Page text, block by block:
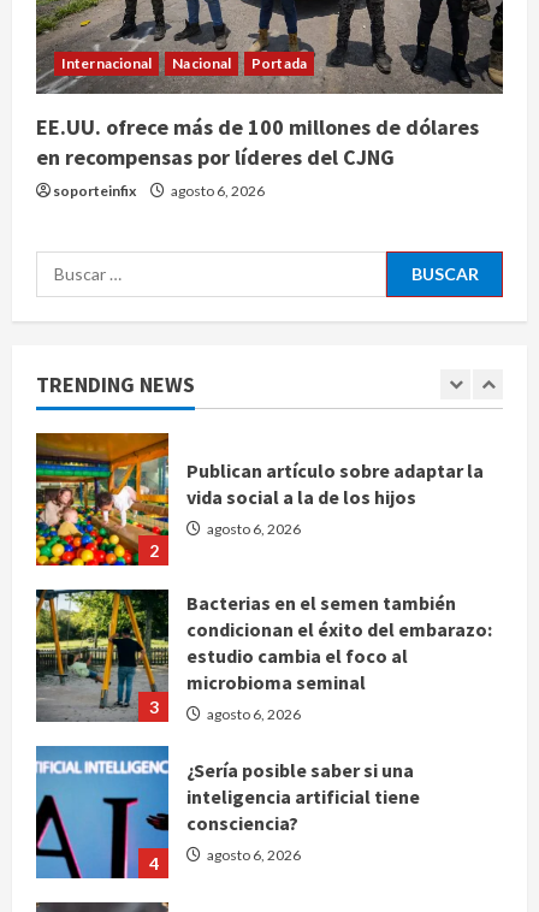
Internacional Nacional Portada
EE.UU. ofrece más de 100 millones de dólares
en recompensas por líderes del CJNG
soporteinfix agosto 6, 2026
Buscar:
TRENDING NEWS
4
inteligencia artificial tiene
consciencia?
agosto 6, 2026
Sheinbaum confirma que el papa
León XIV no visitará México en su
gira por América Latina
1
Bad Bunny enfrenta dos demandas
millonarias por uso no consentido
2
Publican artículo sobre adaptar la
vida social a la de los hijos
agosto 6, 2026
3
Bacterias en el semen también
condicionan el éxito del embarazo:
estudio cambia el foco al
microbioma seminal
agosto 6, 2026
4
¿Sería posible saber si una
inteligencia artificial tiene
consciencia?
agosto 6, 2026